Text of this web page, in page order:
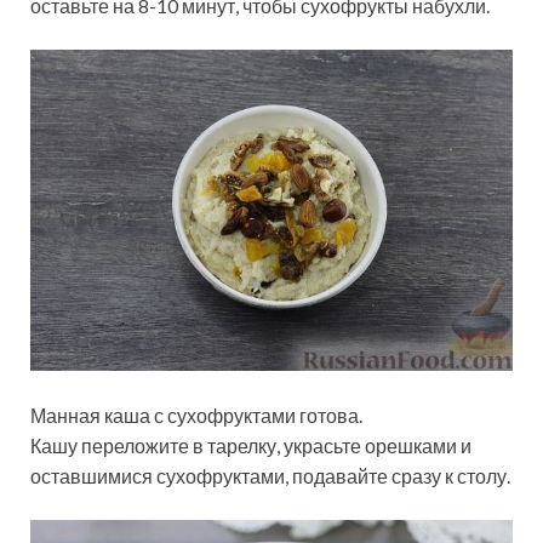
оставьте на 8-10 минут, чтобы сухофрукты набухли.
Манная каша с сухофруктами готова.
Кашу переложите в тарелку, украсьте орешками и
оставшимися сухофруктами, подавайте сразу к столу.